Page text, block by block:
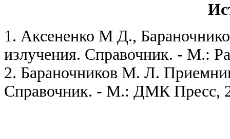
1. Аксененко М Д.,
излучения. Справочник. - М.:
2. Бараночников М. Л.
Справочник. - М.: ДМК Пресс,